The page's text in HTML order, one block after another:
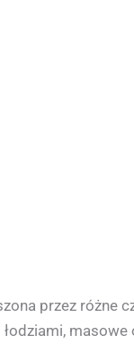
przez różne